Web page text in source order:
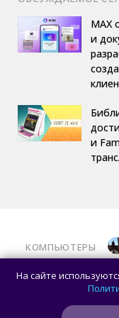
MAX
и
и
КОМПЬЮТЕРЫ
7 449 и Ryzen
На сайте